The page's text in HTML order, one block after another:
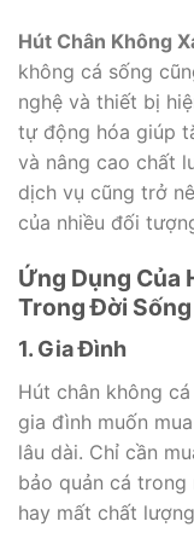
Hút Chân Không
không cá sống
nghệ và thiết bị
tự động hóa giúp
và nâng cao chất
dịch vụ cũng trở
của nhiều đối
Ứng Dụng Của
Trong Đời Sống
1. Gia Đình
Hút chân không
gia đình muốn
lâu dài. Chỉ cần
bảo quản cá trong
hay mất chất